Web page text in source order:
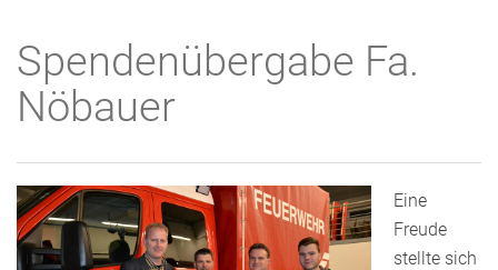
Spendenübergabe Fa.
Nöbauer
Eine
Freude
stellte sich